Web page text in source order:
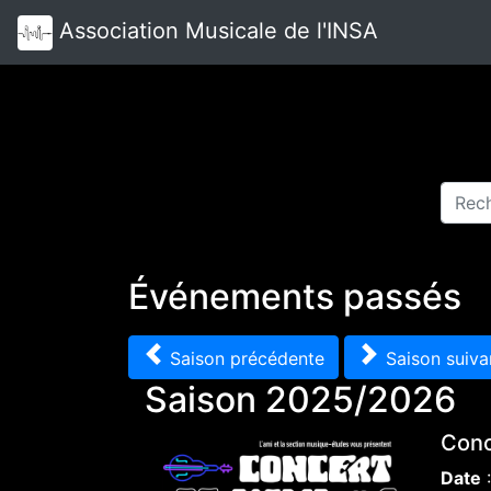
Association Musicale de l'INSA
Événements passés
Saison précédente Saison
Saison 2025/2026
Date